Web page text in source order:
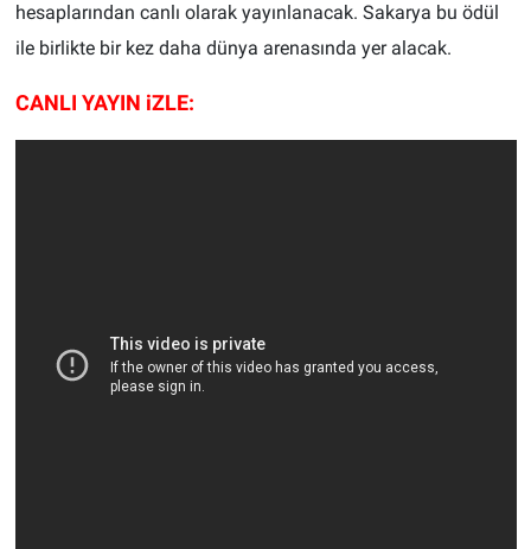
hesaplarından canlı olarak yayınlanacak. Sakarya bu ödül
ile birlikte bir kez daha dünya arenasında yer alacak.
CANLI YAYIN iZLE: